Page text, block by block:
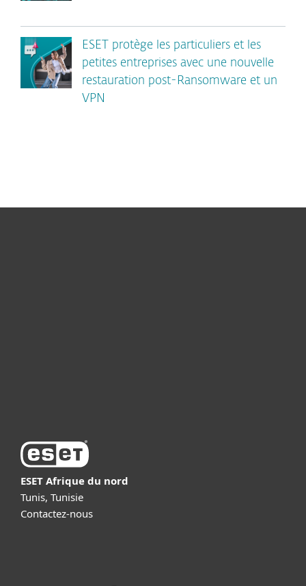
ESET protège les particuliers et les
petites entreprises avec une nouvelle
restauration post-Ransomware et un
VPN
ESET Afrique du nord
Tunis, Tunisie
Contactez-nous